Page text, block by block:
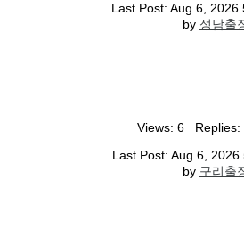
Last Post: Aug 6, 2026
by 성남출
Views: 6 Replies:
Last Post: Aug 6, 2026
by 구리출